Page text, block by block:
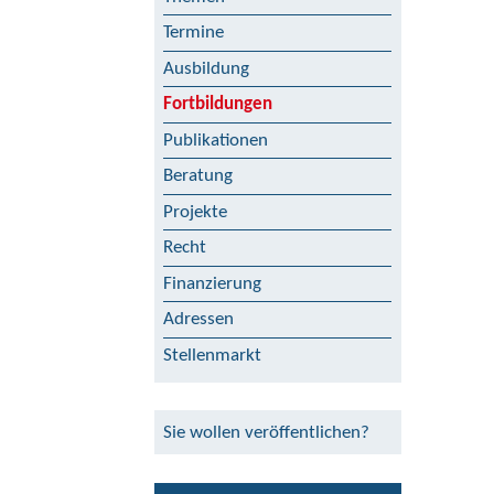
Termine
Ausbildung
Fortbildungen
Publikationen
Beratung
Projekte
Recht
Finanzierung
Adressen
Stellenmarkt
Sie wollen veröffentlichen?